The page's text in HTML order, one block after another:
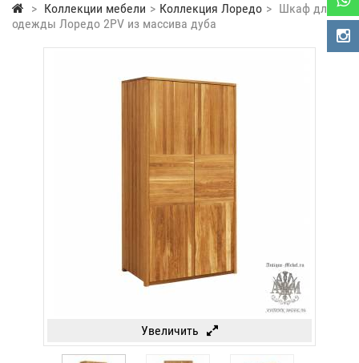
> Коллекции мебели > Коллекция Лоредо > Шкаф для
одежды Лоредо 2PV из массива дуба
Увеличить